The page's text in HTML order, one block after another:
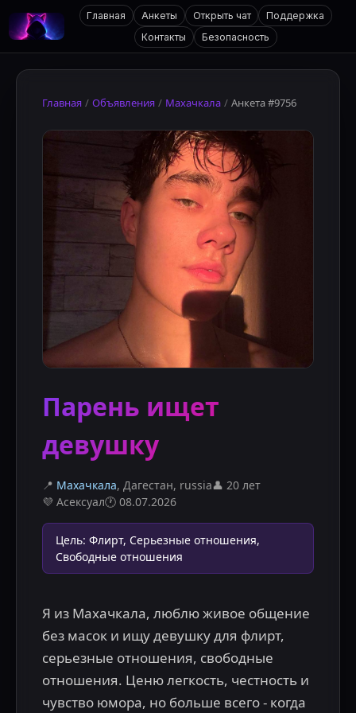
Главная Анкеты Открыть чат
Поддержка
Контакты
Безопасность
Главная / Объявления / Махачкала / Анкета #9756
Парень ищет
девушку
📍 Махачкала, Дагестан, russia👤 20 лет
💜 Асексуал🕐 08.07.2026
Цель: Флирт, Серьезные отношения,
Свободные отношения
Я из Махачкала, люблю живое общение
без масок и ищу девушку для флирт,
серьезные отношения, свободные
отношения. Ценю легкость, честность и
чувство юмора, но больше всего - когда